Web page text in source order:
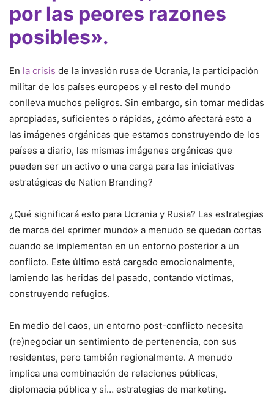
por las peores razones
posibles».
En la crisis de la invasión rusa de Ucrania, la participación
militar de los países europeos y el resto del mundo
conlleva muchos peligros. Sin embargo, sin tomar medidas
apropiadas, suficientes o rápidas, ¿cómo afectará esto a
las imágenes orgánicas que estamos construyendo de los
países a diario, las mismas imágenes orgánicas que
pueden ser un activo o una carga para las iniciativas
estratégicas de Nation Branding?
¿Qué significará esto para Ucrania y Rusia? Las estrategias
de marca del «primer mundo» a menudo se quedan cortas
cuando se implementan en un entorno posterior a un
conflicto. Este último está cargado emocionalmente,
lamiendo las heridas del pasado, contando víctimas,
construyendo refugios.
En medio del caos, un entorno post-conflicto necesita
(re)negociar un sentimiento de pertenencia, con sus
residentes, pero también regionalmente. A menudo
implica una combinación de relaciones públicas,
diplomacia pública y sí… estrategias de marketing.